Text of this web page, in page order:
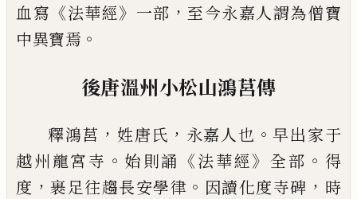
血寫 《法華經》 一部 ， 至今永嘉人謂為僧寶
中異寶焉 。
後唐溫州小松山鴻莒傳
釋鴻莒 ， 姓唐氏 ， 永嘉人也 。早出家于
越州龍宮寺 。 始則誦 《法華經》全部 。 得
度 ，裹足往趨長安學律 。 因讀化度寺碑 ， 時